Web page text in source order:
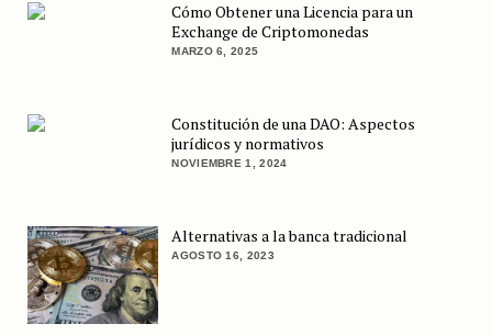
Cómo Obtener una Licencia para un
Exchange de Criptomonedas
MARZO 6, 2025
Constitución de una DAO: Aspectos
jurídicos y normativos
NOVIEMBRE 1, 2024
Alternativas a la banca tradicional
AGOSTO 16, 2023